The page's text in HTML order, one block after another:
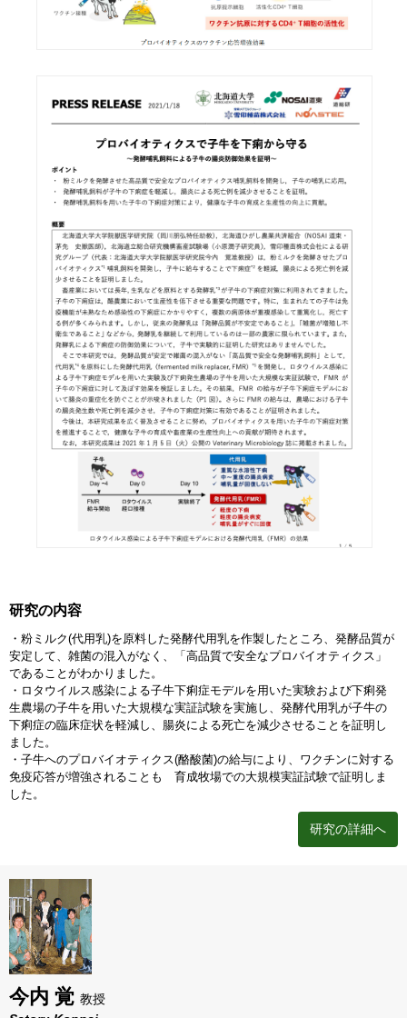
研究の内容
・粉ミルク(代用乳)を原料した発酵代用乳を作製したところ、発酵品質が
安定して、雑菌の混入がなく、「高品質で安全なプロバイオティクス」
であることがわかりました。
・ロタウイルス感染による子牛下痢症モデルを用いた実験および下痢発
生農場の子牛を用いた大規模な実証試験を実施し、発酵代用乳が子牛の
下痢症の臨床症状を軽減し、腸炎による死亡を減少させることを証明し
ました。
・子牛へのプロバイオティクス(酪酸菌)の給与により、ワクチンに対する
免疫応答が増強されることも 育成牧場での大規模実証試験で証明しま
した。
研究の詳細へ
今内 覚 教授